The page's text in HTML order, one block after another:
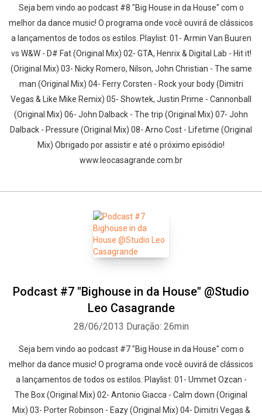
Seja bem vindo ao podcast #8 "Big House in da House" com o
melhor da dance music! O programa onde você ouvirá de clássicos
a lançamentos de todos os estilos. Playlist: 01- Armin Van Buuren
vs W&W - D# Fat (Original Mix) 02- GTA, Henrix & Digital Lab - Hit it!
(Original Mix) 03- Nicky Romero, Nilson, John Christian - The same
man (Original Mix) 04- Ferry Corsten - Rock your body (Dimitri
Vegas & Like Mike Remix) 05- Showtek, Justin Prime - Cannonball
(Original Mix) 06- John Dalback - The trip (Original Mix) 07- John
Dalback - Pressure (Original Mix) 08- Arno Cost - Lifetime (Original
Mix) Obrigado por assistir e até o próximo episódio!
www.leocasagrande.com.br
Podcast #7 "Bighouse in da House" @Studio
Leo Casagrande
28/06/2013 Duração: 26min
Seja bem vindo ao podcast #7 "Big House in da House" com o
melhor da dance music! O programa onde você ouvirá de clássicos
a lançamentos de todos os estilos. Playlist: 01- Ummet Ozcan -
The Box (Original Mix) 02- Antonio Giacca - Calm down (Original
Mix) 03- Porter Robinson - Eazy (Original Mix) 04- Dimitri Vegas &